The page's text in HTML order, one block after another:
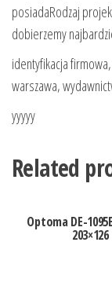
posiadaRodzaj
dobierzemy
identyfikacja
warszawa,
yyyyy
Related
Optoma DE-
203×126